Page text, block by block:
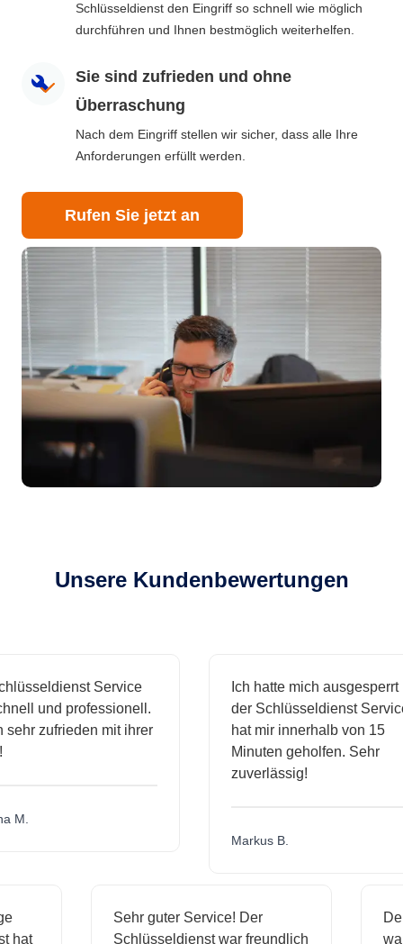
Schlüsseldienst den Eingriff so schnell wie möglich
durchführen und Ihnen bestmöglich weiterhelfen.
Sie sind zufrieden und ohne
Überraschung
Nach dem Eingriff stellen wir sicher, dass alle Ihre
Anforderungen erfüllt werden.
Rufen Sie jetzt an
Unsere Kundenbewertungen
Service
und professionell.
zufrieden mit ihrer
M.
Ich hatte mich ausgesperrt
der Schlüsseldienst Service
hat mir innerhalb von 15
Minuten geholfen. Sehr
zuverlässig!
Markus B.
hat
Sehr guter Service! Der
Schlüsseldienst war freundlich